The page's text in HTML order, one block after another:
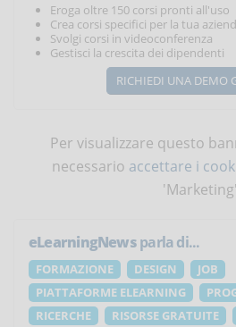
Eroga oltre 150 corsi pronti all'uso
Crea corsi specifici per la tua
Svolgi corsi in videoconferenza
Gestisci la crescita dei dipendenti
RICHIEDI UNA DEMO
Per visualizzare questo
necessario accettare i
'Marketing'
eLearningNewsparla di...
FORMAZIONE DESIGN
JOB
PIATTAFORME ELEARNING
RICERCHE
RISORSE GRATUITE